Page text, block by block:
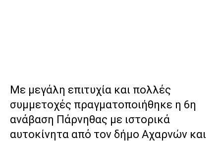
Με μεγάλη επιτυχία και πολλές
συμμετοχές πραγματοποιήθηκε η 6η
ανάβαση Πάρνηθας με ιστορικά
αυτοκίνητα από τον δήμο Αχαρνών και